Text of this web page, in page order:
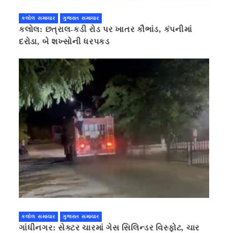
કલોલ સમાચાર ગુજરાત સમાચાર
કલોલ: છત્રાલ-કડી રોડ પર ખાતર કૌભાંડ, કંપનીમાં
દરોડા, બે શખ્સોની ધરપકડ
કલોલ સમાચાર ગુજરાત સમાચાર
ગાંધીનગર: સેક્ટર ચારમાં ગેસ સિલિન્ડર વિસ્ફોટ, ચાર